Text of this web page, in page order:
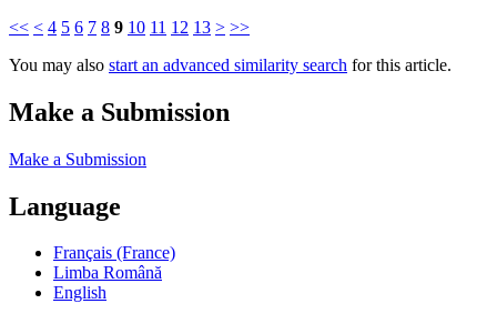
<< < 4 5 6 7 8 9 10 11 12 13 > >>
You may also start an advanced similarity search for this article.
Make a Submission
Make a Submission
Language
Français (France)
Limba Română
English